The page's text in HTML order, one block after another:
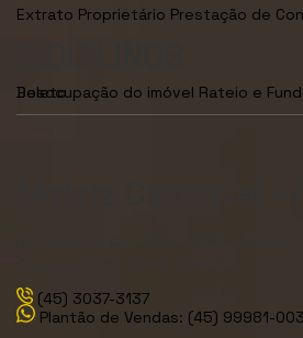
Extrato Proprietário Prestação de
Desocupação do imóvel Rateio e
2ª Via de Boleto
(45) 3037-3137
Plantão de Vendas: (45) 99981-